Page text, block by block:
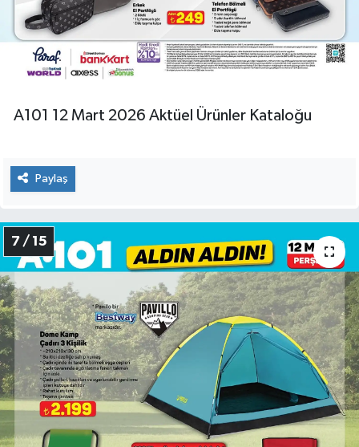
A101 12 Mart 2026 Aktüel Ürünler Kataloğu
Paylaş
7 / 15